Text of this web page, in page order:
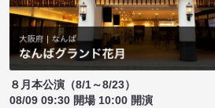
８月本公演（8/1～8/23）
08/09 09:30 開場 10:00 開演